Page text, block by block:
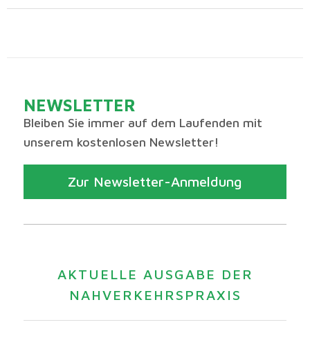
NEWSLETTER
Bleiben Sie immer auf dem Laufenden mit
unserem kostenlosen Newsletter!
Zur Newsletter-Anmeldung
AKTUELLE AUSGABE DER
NAHVERKEHRSPRAXIS